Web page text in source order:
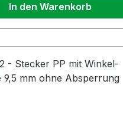
In den Warenkorb